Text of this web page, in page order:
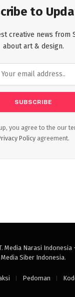
to
creative news from
about art & design.
you agree to the our
Policy agreement.
Media Narasi
Media Siber Indonesia.
Pedoman